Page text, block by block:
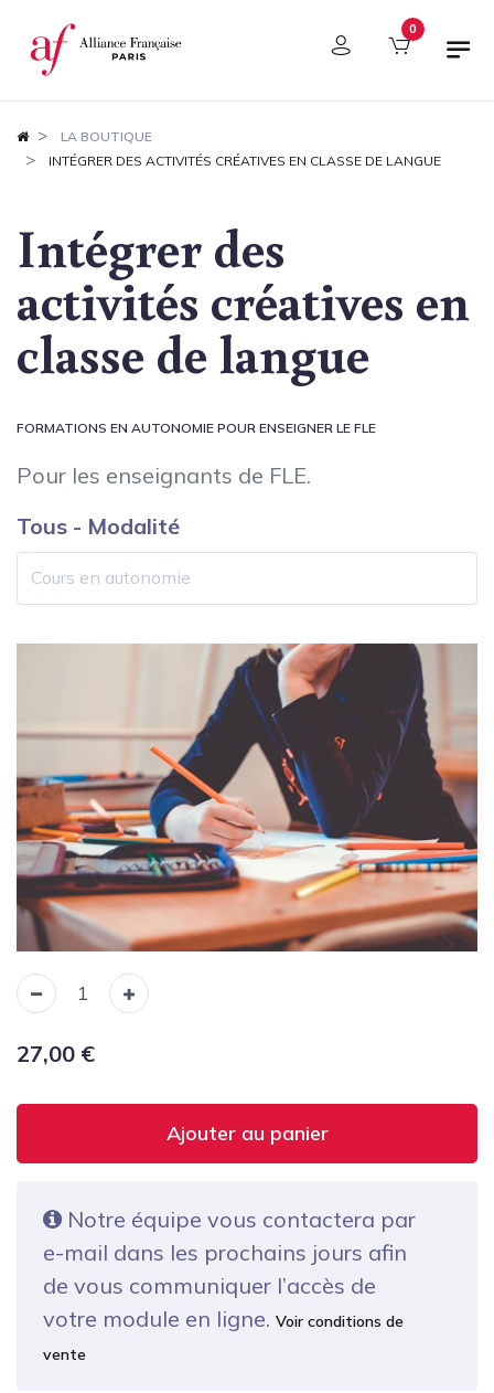
Panneau de gestion des cookies 0
LA BOUTIQUE
INTÉGRER DES ACTIVITÉS CRÉATIVES EN CLASSE DE LANGUE
Intégrer des
activités créatives en
classe de langue
FORMATIONS EN AUTONOMIE POUR ENSEIGNER LE FLE
Pour les enseignants de FLE.
Tous - Modalité
27,00 €
Ajouter au panier
Notre équipe vous contactera par
e-mail dans les prochains jours afin
de vous communiquer l’accès de
votre module en ligne. Voir conditions de
vente